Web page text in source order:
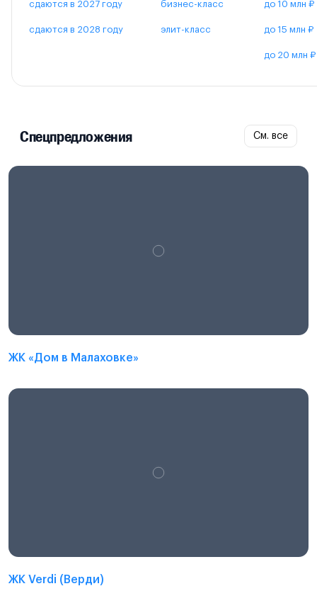
сдаются в 2027 году
сдаются в 2028 году
бизнес-класс
элит-класс
до 10 млн ₽
до 15 млн ₽
до 20 млн ₽
Спецпредложения См. все
ЖК «Дом в Малаховке»
ЖК Verdi (Верди)